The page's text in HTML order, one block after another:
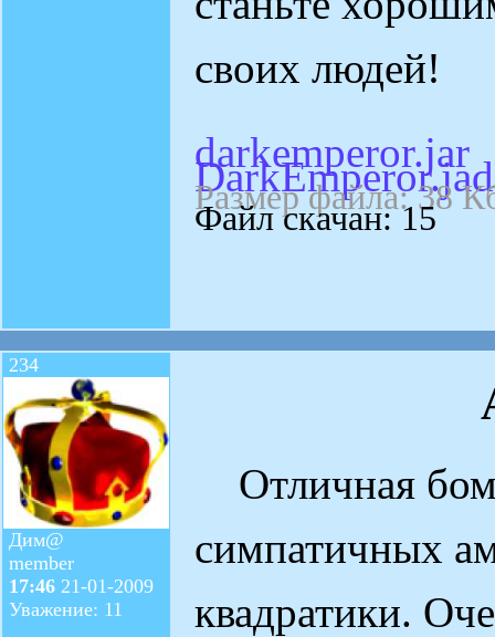
своих людей!
darkemperor.jar
DarkEmperor.jad
Размер файла: 38
Файл скачан: 15
234
Дим@
member
17:46 21-01-2009
Уважение: 11
Отличная
симпатичных
квадратики.